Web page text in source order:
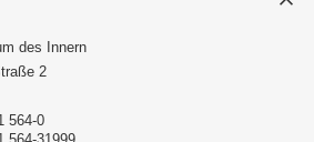
des Innern
2
564-0